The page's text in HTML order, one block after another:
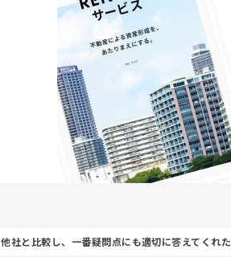
他社と比較し、一番疑問点にも適切に答えてくれた